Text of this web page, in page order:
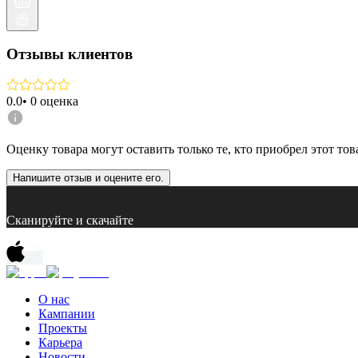
Отзывы клиентов
0.0• 0 оценка
Оценку товара могут оставить только те, кто приобрел этот
Напишите отзыв и оцените его.
Сканируйте и скачайте
О нас
Кампании
Проекты
Карьера